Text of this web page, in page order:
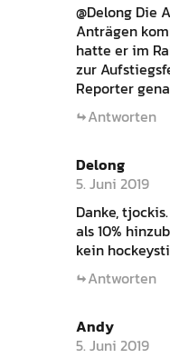
@Delong Die
Anträgen
hatte er im
zur
Reporter
Antworten
Delong
5. Juni 2019
Danke,
als 10%
kein
Antworten
Andy
5. Juni 2019